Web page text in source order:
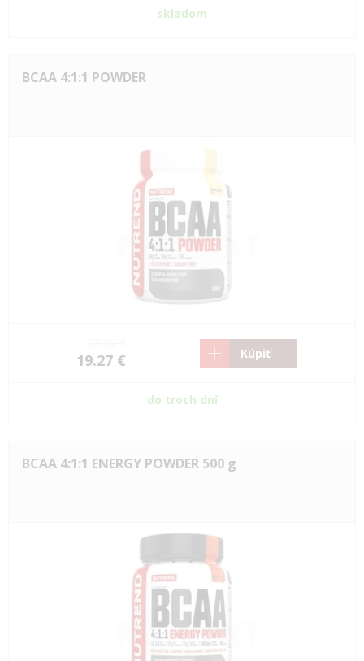
skladom
BCAA 4:1:1 POWDER
19.27 € Kúpiť
do troch dní
BCAA 4:1:1 ENERGY POWDER 500 g